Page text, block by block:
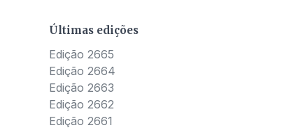
Últimas edições
Edição 2665
Edição 2664
Edição 2663
Edição 2662
Edição 2661